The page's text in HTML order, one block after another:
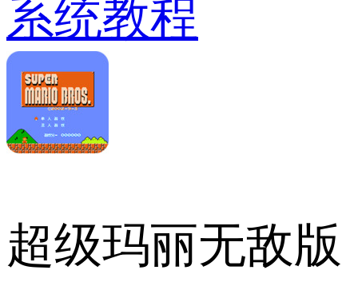
系统教程
超级玛丽无敌版